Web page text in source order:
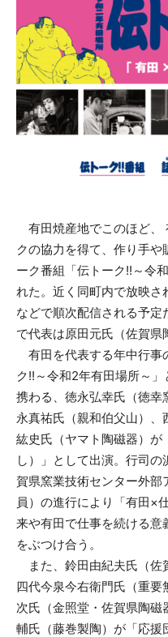
有田焼産地でこのほど、
クの協力を得て、作り手
ーク番組「伝トーク!!～令
れた。近く同町内で放映
などで順次配信される予
で代表は原田元氏（佐賀県
有田を代表する年中行事
ク!!～令和2年有田場所～
携わる、徳永弘幸氏（徳
永真祐氏（親和伯父山）、
紘史氏（ヤマト陶磁器）が
し）」として出演。行司
賀県窯業技術センター外
員）の進行により「有田×
来や有田で仕事を続ける意
をぶつけ合う。
また、鈴田由紀夫氏（佐
四代今泉今右衛門氏（重
次氏（金照堂・佐賀県陶
輔氏（藤巻製陶）が「応援